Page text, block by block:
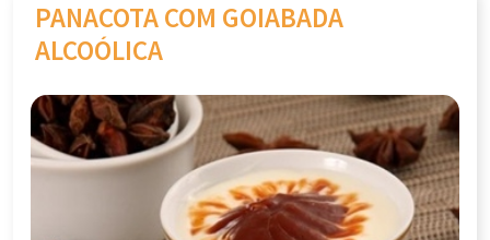
PANACOTA COM GOIABADA
ALCOÓLICA